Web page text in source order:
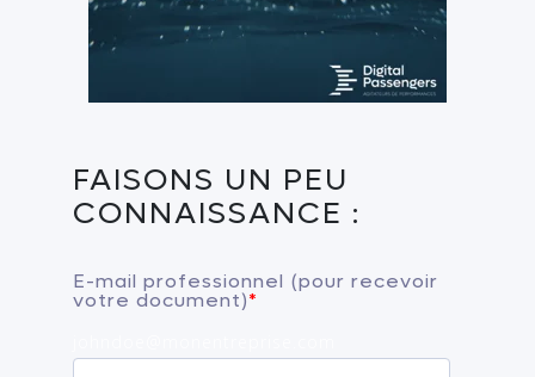
FAISONS UN PEU
CONNAISSANCE :
E-mail professionnel (pour recevoir
votre document)*